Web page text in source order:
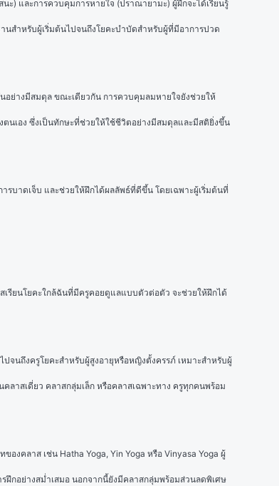
ะ) และการควบคุมการหายใจ (ปราณายามะ) ผู้ฝึกจะได้เรียนรู้
นสำหรับผู้เริ่มต้นไปจนถึงโยคะบำบัดสำหรับผู้ที่มีอาการปวด
อย่างมีสมดุล ขณะเดียวกัน การควบคุมลมหายใจยังช่วยให้
นเอง ซึ่งเป็นทักษะที่ช่วยให้ใช้ชีวิตอย่างมีสมดุลและมีสติยิ่งขึ้น
รบาดเจ็บ และช่วยให้ฝึกได้ผลลัพธ์ที่ดีขึ้น โดยเฉพาะผู้เริ่มต้นที่
เรียนโยคะใกล้ฉันที่มีครูคอยดูแลแบบตัวต่อตัว จะช่วยให้ฝึกได้
จนถึงครูโยคะสำหรับผู้สูงอายุหรือหญิงตั้งครรภ์ เหมาะสำหรับผู้
ลาสเดี่ยว คลาสกลุ่มเล็ก หรือคลาสเฉพาะทาง ครูทุกคนพร้อม
งคลาส เช่น Hatha Yoga, Yin Yoga หรือ Vinyasa Yoga ผู้
ฝึกอย่างสม่ำเสมอ นอกจากนี้ยังมีคลาสกลุ่มพร้อมส่วนลดพิเศษ